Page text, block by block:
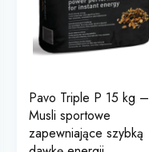
Pavo Triple P 15 kg –
Musli sportowe
zapewniające szybką